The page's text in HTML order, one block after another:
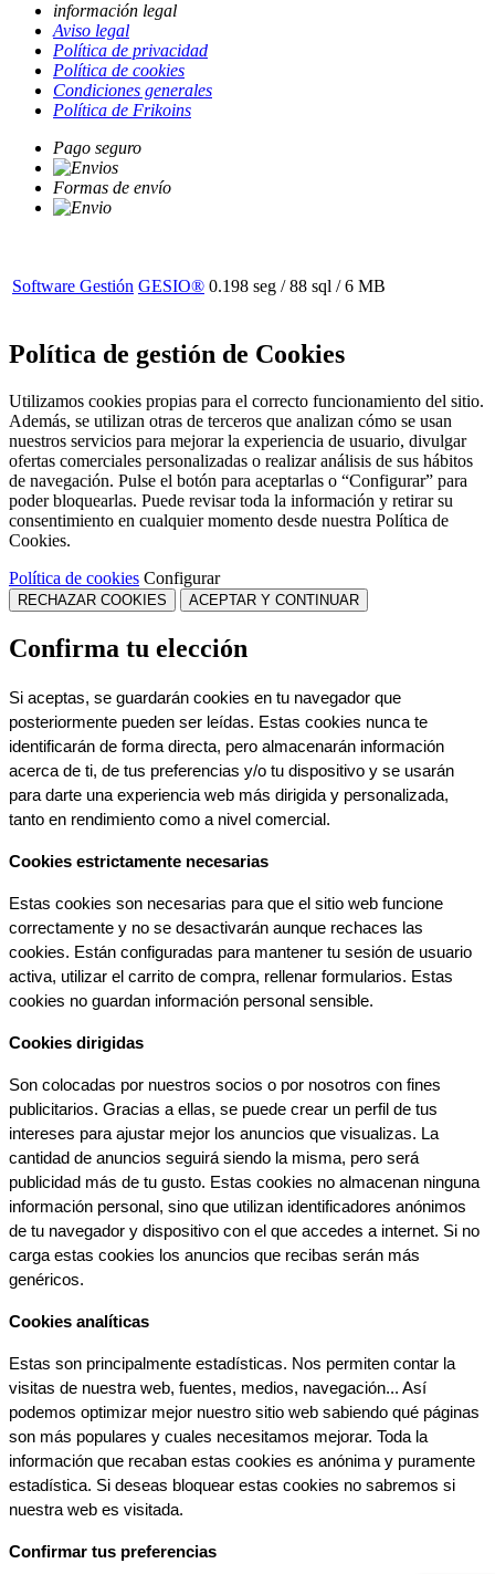
información legal
Aviso legal
Política de privacidad
Política de cookies
Condiciones generales
Política de Frikoins
Pago seguro
Formas de envío
Software Gestión GESIO® 0.198 seg /88 sql / 6 MB
Política de gestión de Cookies
Utilizamos cookies propias para el correcto funcionamiento del sitio.
Además, se utilizan otras de terceros que analizan cómo se usan
nuestros servicios para mejorar la experiencia de usuario, divulgar
ofertas comerciales personalizadas o realizar análisis de sus hábitos
de navegación. Pulse el botón para aceptarlas o “Configurar” para
poder bloquearlas. Puede revisar toda la información y retirar su
consentimiento en cualquier momento desde nuestra Política de
Cookies.
Política de cookies Configurar
RECHAZAR COOKIES ACEPTAR Y CONTINUAR
Confirma tu elección
Si aceptas, se guardarán cookies en tu navegador que
posteriormente pueden ser leídas. Estas cookies nunca te
identificarán de forma directa, pero almacenarán información
acerca de ti, de tus preferencias y/o tu dispositivo y se usarán
para darte una experiencia web más dirigida y personalizada,
tanto en rendimiento como a nivel comercial.
Cookies estrictamente necesarias
Estas cookies son necesarias para que el sitio web funcione
correctamente y no se desactivarán aunque rechaces las
cookies. Están configuradas para mantener tu sesión de usuario
activa, utilizar el carrito de compra, rellenar formularios. Estas
cookies no guardan información personal sensible.
Cookies dirigidas
Son colocadas por nuestros socios o por nosotros con fines
publicitarios. Gracias a ellas, se puede crear un perfil de tus
intereses para ajustar mejor los anuncios que visualizas. La
cantidad de anuncios seguirá siendo la misma, pero será
publicidad más de tu gusto. Estas cookies no almacenan ninguna
información personal, sino que utilizan identificadores anónimos
de tu navegador y dispositivo con el que accedes a internet. Si no
carga estas cookies los anuncios que recibas serán más
genéricos.
Cookies analíticas
Estas son principalmente estadísticas. Nos permiten contar la
visitas de nuestra web, fuentes, medios, navegación... Así
podemos optimizar mejor nuestro sitio web sabiendo qué páginas
son más populares y cuales necesitamos mejorar. Toda la
información que recaban estas cookies es anónima y puramente
estadística. Si deseas bloquear estas cookies no sabremos si
nuestra web es visitada.
Confirmar tus preferencias